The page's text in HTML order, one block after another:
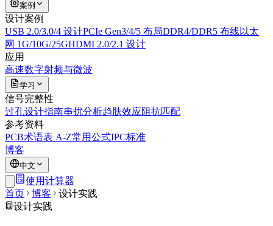
案例
设计案例
USB 2.0/3.0/4 设计PCIe Gen3/4/5 布局DDR4/DDR5 布线以太
网 1G/10G/25GHDMI 2.0/2.1 设计
应用
高速数字射频与微波
学习
信号完整性
过孔设计指南串扰分析趋肤效应阻抗匹配
参考资料
PCB术语表 A-Z常用公式IPC标准
博客
中文
使用计算器
首页
博客
设计实践
设计实践